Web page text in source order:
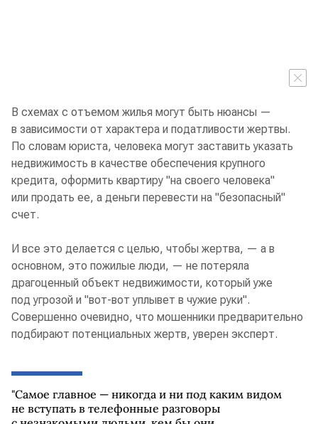
В схемах с отъемом жилья могут быть нюансы —
в зависимости от характера и податливости жертвы.
По словам юриста, человека могут заставить указать
недвижимость в качестве обеспечения крупного
кредита, оформить квартиру "на своего человека"
или продать ее, а деньги перевести на "безопасный"
счет.
И все это делается с целью, чтобы жертва, — а в
основном, это пожилые люди, — не потеряла
драгоценный объект недвижимости, который уже
под угрозой и "вот-вот уплывет в чужие руки".
Совершенно очевидно, что мошенники предварительно
подбирают потенциальных жертв, уверен эксперт.
"Самое главное — никогда и ни под каким видом
не вступать в телефонные разговоры